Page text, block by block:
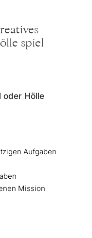
spiel
oder Hölle
Aufgaben
Mission